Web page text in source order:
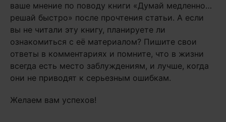
ваше мнение по поводу книги «Думай медленно…
решай быстро» после прочтения статьи. А если
вы не читали эту книгу, планируете ли
ознакомиться с её материалом? Пишите свои
ответы в комментариях и помните, что в жизни
всегда есть место заблуждениям, и лучше, когда
они не приводят к серьезным ошибкам.
Желаем вам успехов!